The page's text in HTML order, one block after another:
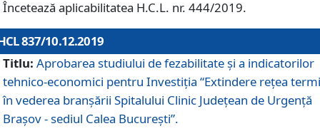
Încetează aplicabilitatea H.C.L. nr. 444/2019.
837/10.12.2019
Titlu: Aprobarea studiului de fezabilitate și a indicatorilor
tehnico-economici pentru Investiția “Extindere rețea
în vederea branșării Spitalului Clinic Județean de Urgență
Brașov - sediul Calea București”.